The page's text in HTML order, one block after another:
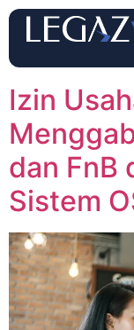
Izin
dan FnB
Sistem